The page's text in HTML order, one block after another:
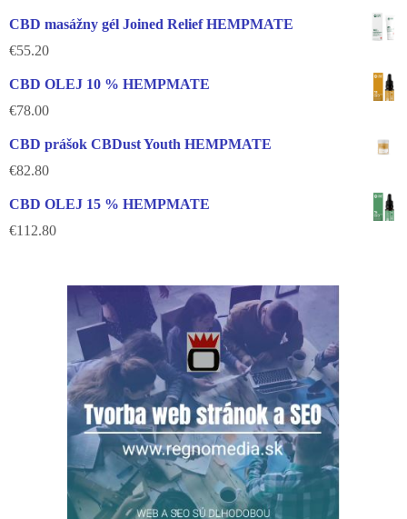
CBD masážny gél Joined Relief HEMPMATE
€55.20
CBD OLEJ 10 % HEMPMATE
€78.00
CBD prášok CBDust Youth HEMPMATE
€82.80
CBD OLEJ 15 % HEMPMATE
€112.80